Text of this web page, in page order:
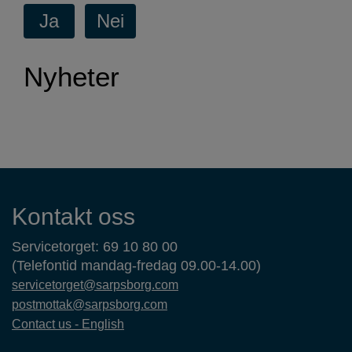
Nyheter
Kontaktinformasjon
Kontakt oss
Servicetorget: 69 10 80 00
(Telefontid mandag-fredag 09.00-14.00)
servicetorget@sarpsborg.com
postmottak@sarpsborg.com
Contact us - English